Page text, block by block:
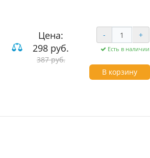
Цена:
298 руб.
387 руб.
- +
Есть в наличии
В корзину